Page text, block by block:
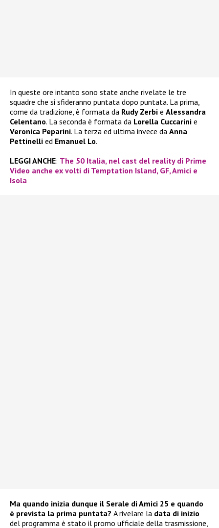
In queste ore intanto sono state anche rivelate le tre
squadre che si sfideranno puntata dopo puntata. La prima,
come da tradizione, è formata da Rudy Zerbi e Alessandra
Celentano. La seconda è formata da Lorella Cuccarini e
Veronica Peparini. La terza ed ultima invece da Anna
Pettinelli ed Emanuel Lo.
LEGGI ANCHE: The 50 Italia, nel cast del reality di Prime
Video anche ex volti di Temptation Island, GF, Amici e
Isola
Ma quando inizia dunque il Serale di Amici 25 e quando
è prevista la prima puntata? A rivelare la data di inizio
del programma è stato il promo ufficiale della trasmissione,